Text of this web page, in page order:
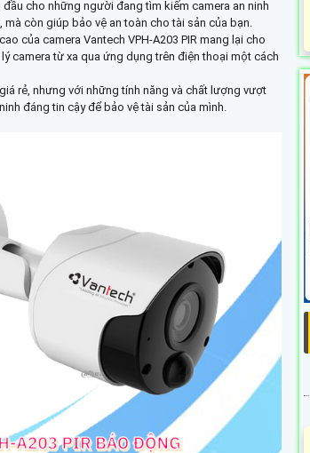
đầu cho những người đang tìm kiếm camera an ninh
còn giúp bảo vệ an toàn cho tài sản của bạn.
của camera Vantech VPH-A203 PIR mang lại cho
camera từ xa qua ứng dụng trên điện thoại một cách
rẻ, nhưng với những tính năng và chất lượng vượt
đáng tin cậy để bảo vệ tài sản của mình.